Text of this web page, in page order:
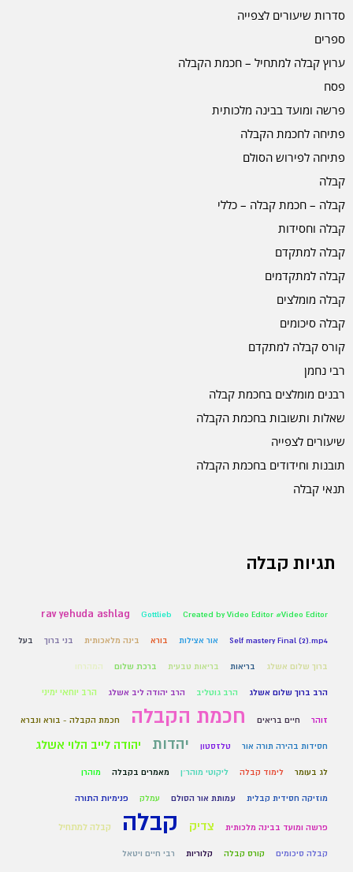
סדרות שיעורים לצפייה
ספרים
ערוץ קבלה למתחיל – חכמת הקבלה
פסח
פרשה ומועד בבינה מלכותית
פתיחה לחכמת הקבלה
פתיחה לפירוש הסולם
קבלה
קבלה – חכמת קבלה – כללי
קבלה וחסידות
קבלה למתקדם
קבלה למתקדמים
קבלה מומלצים
קבלה סיכומים
קורס קבלה למתקדם
רבי נחמן
רבנים מומלצים בחכמת קבלה
שאלות ותשובות בחכמת הקבלה
שיעורים לצפייה
תובנות וחידודים בחכמת הקבלה
תנאי קבלה
תגיות קבלה
Created by Video Editor #Video Editor
Gottlieb
rav yehuda ashlag
Self mastery Final (2).mp4 אור אצילות בורא בינה מלאכותית בני ברוך בעל
ברוך שלום אשלג בריאות בריאות טבעית ברכת שלום המהרחו
הרב ברוך שלום אשלג הרב גוטליב הרב יהודה ליב אשלג הרב יוחאי ימיני
זוהר חיים בריאים חכמת הקבלה חכמת הקבלה - בורא ונברא
חסידות בהירה תורה אור טלזסטון יהדות יהודה לייב הלוי אשלג
לג בעומר לימוד קבלה ליקוטי מוהר״ן מאמרים בקבלה מוהרן
מוזיקה חסידית קבלית עמותת אור הסולם עמלק פנימיות התורה
פרשה ומועד בבינה מלכותית צדיק קבלה קבלה למתחיל
קבלה סיכומים קורס קבלה קלוריות רבי חיים ויטאל